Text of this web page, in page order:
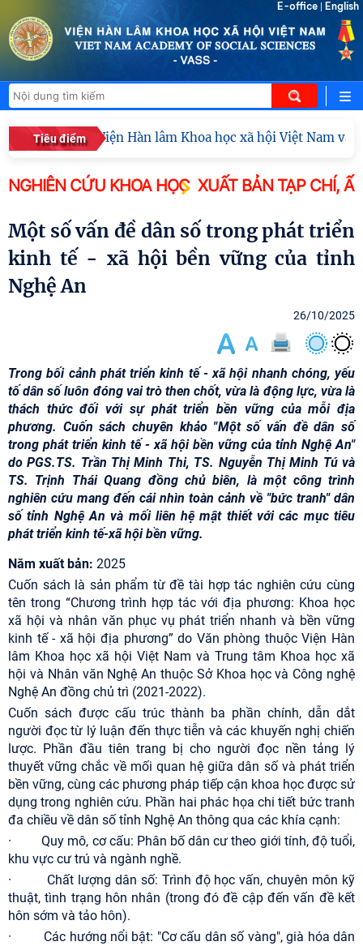
E-office English
Tiêu điểm Viện Hàn lâm Khoa học xã hội Việt Nam và
NGHIÊN CỨU KHOA HỌC XUẤT BẢN TẠP CHÍ,
Một số vấn đề dân số trong phát triển
kinh tế - xã hội bền vững của tỉnh
Nghệ An
26/10/2025
Trong bối cảnh phát triển kinh tế - xã hội nhanh chóng, yếu
tố dân số luôn đóng vai trò then chốt, vừa là động lực, vừa là
thách thức đối với sự phát triển bền vững của mỗi địa
phương. Cuốn sách chuyên khảo "Một số vấn đề dân số
trong phát triển kinh tế - xã hội bền vững của tỉnh Nghệ An"
do PGS.TS. Trần Thị Minh Thi, TS. Nguyễn Thị Minh Tú và
TS. Trịnh Thái Quang đồng chủ biên, là một công trình
nghiên cứu mang đến cái nhìn toàn cảnh về "bức tranh" dân
số tỉnh Nghệ An và mối liên hệ mật thiết với các mục tiêu
phát triển kinh tế-xã hội bền vững.
Năm xuất bản: 2025
Cuốn sách là sản phẩm từ đề tài hợp tác nghiên cứu cùng
tên trong “Chương trình hợp tác với địa phương: Khoa học
xã hội và nhân văn phục vụ phát triển nhanh và bền vững
kinh tế - xã hội địa phương” do Văn phòng thuộc Viện Hàn
lâm Khoa học xã hội Việt Nam và Trung tâm Khoa học xã
hội và Nhân văn Nghệ An thuộc Sở Khoa học và Công nghệ
Nghệ An đồng chủ trì (2021-2022).
Cuốn sách được cấu trúc thành ba phần chính, dẫn dắt
người đọc từ lý luận đến thực tiễn và các khuyến nghị chiến
lược. Phần đầu tiên trang bị cho người đọc nền tảng lý
thuyết vững chắc về mối quan hệ giữa dân số và phát triển
bền vững, cùng các phương pháp tiếp cận khoa học được sử
dụng trong nghiên cứu. Phần hai phác họa chi tiết bức tranh
đa chiều về dân số tỉnh Nghệ An thông qua các khía cạnh:
· Quy mô, cơ cấu: Phân bố dân cư theo giới tính, độ tuổi,
khu vực cư trú và ngành nghề.
· Chất lượng dân số: Trình độ học vấn, chuyên môn kỹ
thuật, tình trạng hôn nhân (trong đó đề cập đến vấn đề kết
hôn sớm và tảo hôn).
· Các hướng nổi bật: "Cơ cấu dân số vàng", già hóa dân